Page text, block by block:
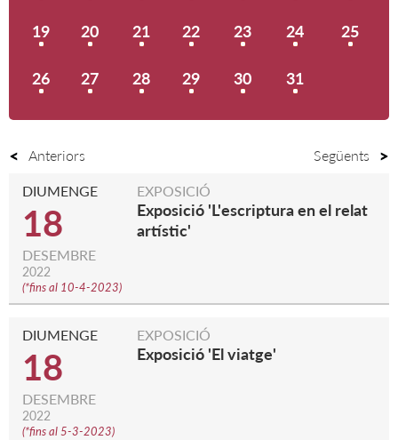
19 20 21 22 23 24 25
26 27 28 29 30 31
Anteriors Següents
DIUMENGE
18
DESEMBRE
2022
(*fins al 10-4-2023)
EXPOSICIÓ
Exposició 'L'escriptura en el relat
artístic'
DIUMENGE
18
DESEMBRE
2022
(*fins al 5-3-2023)
EXPOSICIÓ
Exposició 'El viatge'